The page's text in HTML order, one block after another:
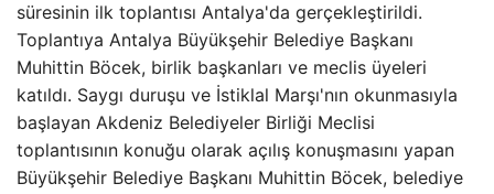
süresinin ilk toplantısı Antalya'da gerçekleştirildi.
Toplantıya Antalya Büyükşehir Belediye Başkanı
Muhittin Böcek, birlik başkanları ve meclis üyeleri
katıldı. Saygı duruşu ve İstiklal Marşı'nın okunmasıyla
başlayan Akdeniz Belediyeler Birliği Meclisi
toplantısının konuğu olarak açılış konuşmasını yapan
Büyükşehir Belediye Başkanı Muhittin Böcek, belediye